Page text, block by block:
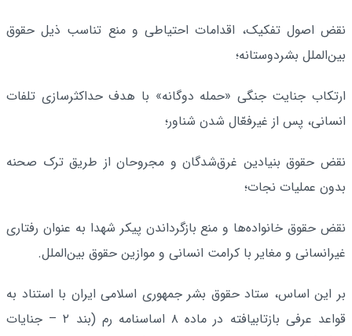
نقض اصول تفکیک، اقدامات احتیاطی و منع تناسب ذیل حقوق
بین‌الملل بشردوستانه؛
ارتکاب جنایت جنگی «حمله دوگانه» با هدف حداکثرسازی تلفات
انسانی، پس از غیرفعّال شدن شناور؛
نقض حقوق بنیادین غرق‌شدگان و مجروحان از طریق ترک صحنه
بدون عملیات نجات؛
نقض حقوق خانواده‌ها و منع بازگرداندن پیکر شهدا به عنوان رفتاری
غیرانسانی و مغایر با کرامت انسانی و موازین حقوق بین‌الملل.
بر این اساس، ستاد حقوق بشر جمهوری اسلامی ایران با استناد به
قواعد عرفی بازتاب­یافته در ماده ۸ اساسنامه رم (بند ۲ – جنایات